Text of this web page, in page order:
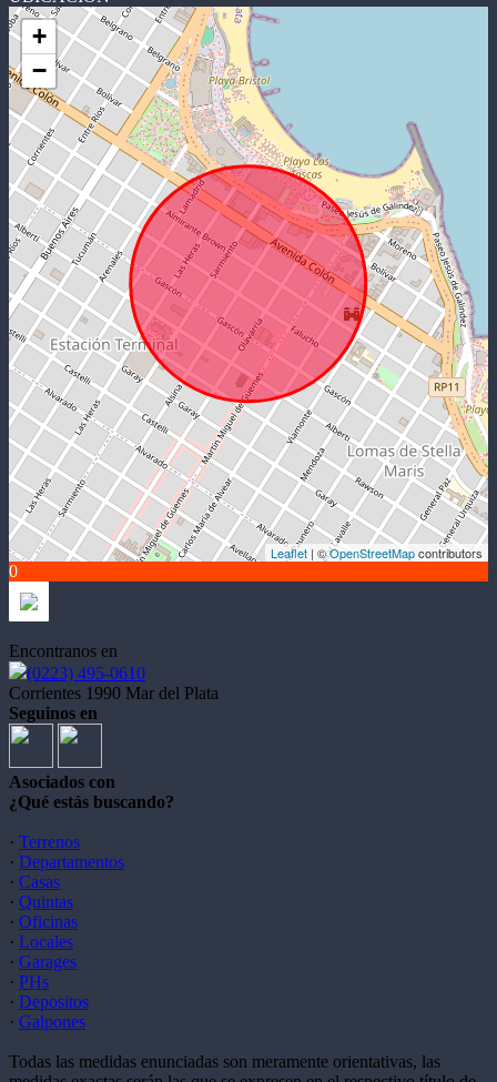
+
−
Leaflet | ©OpenStreetMapcontributors
0
Encontranos en
(0223) 495-0610
Corrientes 1990 Mar del Plata
Seguinos en
Asociados con
¿Qué estás buscando?
· Terrenos
· Departamentos
· Casas
· Quintas
· Oficinas
· Locales
· Garages
· PHs
· Depositos
· Galpones
Todas las medidas enunciadas son meramente orientativas, las